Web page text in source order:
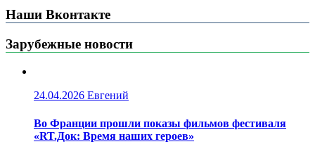
Наши Вконтакте
Зарубежные новости
24.04.2026 Евгений
Во Франции прошли показы фильмов фестиваля
«RT.Док: Время наших героев»